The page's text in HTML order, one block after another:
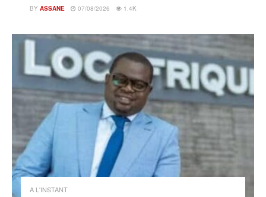
BY ASSANE 07/08/2026 1.4K
A L'INSTANT